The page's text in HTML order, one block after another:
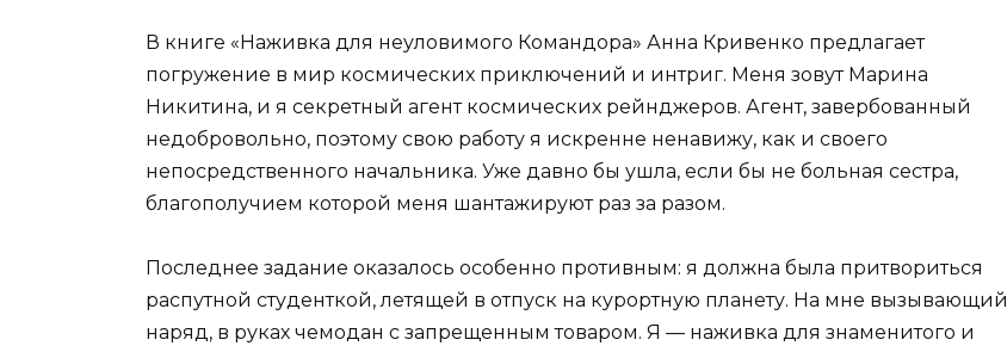
В книге «Наживка для неуловимого Командора» Анна Кривенко предлагает
погружение в мир космических приключений и интриг. Меня зовут Марина
Никитина, и я секретный агент космических рейнджеров. Агент, завербованный
недобровольно, поэтому свою работу я искренне ненавижу, как и своего
непосредственного начальника. Уже давно бы ушла, если бы не больная сестра,
благополучием которой меня шантажируют раз за разом.
Последнее задание оказалось особенно противным: я должна была притвориться
распутной студенткой, летящей в отпуск на курортную планету. На мне вызывающий
наряд, в руках чемодан с запрещенным товаром. Я — наживка для знаменитого и